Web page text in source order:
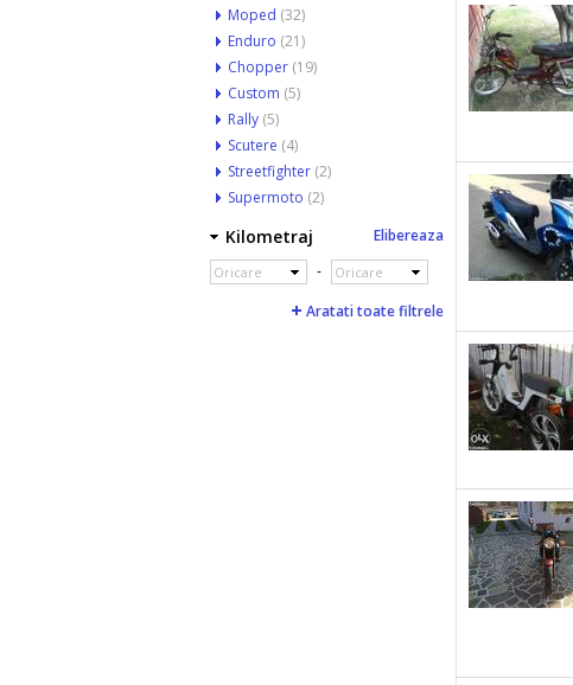
Moped (32)
Enduro (21)
Chopper (19)
Custom (5)
Rally (5)
Scutere (4)
Streetfighter (2)
Supermoto (2)
Kilometraj Elibereaza
Oricare - Oricare
Aratati toate filtrele